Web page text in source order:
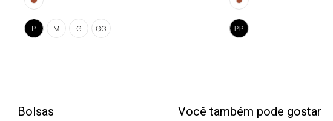
G GG
M
P PP
Bolsas Você também pode gostar